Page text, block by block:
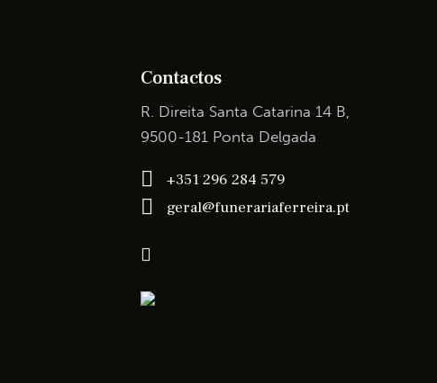
Contactos
R. Direita Santa Catarina 14 B,
9500-181 Ponta Delgada
+351 296 284 579
geral@funerariaferreira.pt